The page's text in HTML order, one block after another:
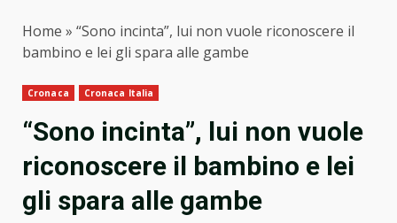
Home » “Sono incinta”, lui non vuole riconoscere il
bambino e lei gli spara alle gambe
Cronaca Cronaca Italia
“Sono incinta”, lui non vuole
riconoscere il bambino e lei
gli spara alle gambe